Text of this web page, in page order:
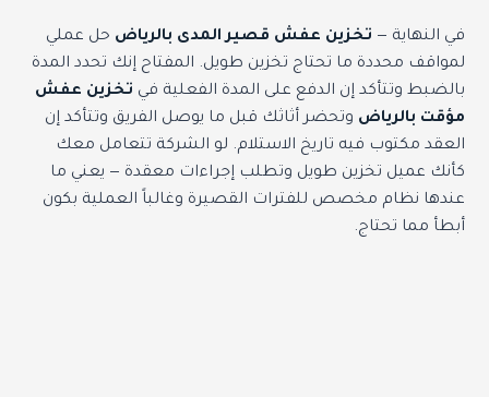
في النهاية — تخزين عفش قصير المدى بالرياض حل عملي
لمواقف محددة ما تحتاج تخزين طويل. المفتاح إنك تحدد المدة
بالضبط وتتأكد إن الدفع على المدة الفعلية في تخزين عفش
مؤقت بالرياض وتحضر أثاثك قبل ما يوصل الفريق وتتأكد إن
العقد مكتوب فيه تاريخ الاستلام. لو الشركة تتعامل معك
كأنك عميل تخزين طويل وتطلب إجراءات معقدة — يعني ما
عندها نظام مخصص للفترات القصيرة وغالباً العملية بكون
أبطأ مما تحتاج.